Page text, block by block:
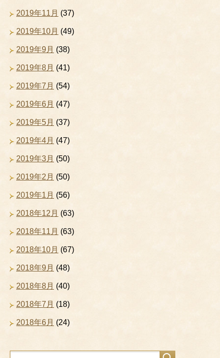
2019年11月 (37)
2019年10月 (49)
2019年9月 (38)
2019年8月 (41)
2019年7月 (54)
2019年6月 (47)
2019年5月 (37)
2019年4月 (47)
2019年3月 (50)
2019年2月 (50)
2019年1月 (56)
2018年12月 (63)
2018年11月 (63)
2018年10月 (67)
2018年9月 (48)
2018年8月 (40)
2018年7月 (18)
2018年6月 (24)